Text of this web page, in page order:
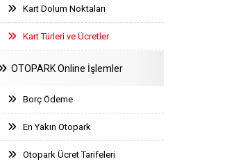
Kart Dolum Noktaları
Kart Türleri ve Ücretler
OTOPARK Online İşlemler
Borç Ödeme
En Yakın Otopark
Otopark Ücret Tarifeleri